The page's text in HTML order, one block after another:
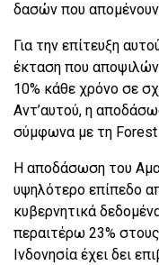
δασών που
Για την επίτευξη
έκταση που
10% κάθε χρόνο σε
Αντ’αυτού, η
σύμφωνα με τη
H αποδάσωση του
υψηλότερο επίπεδο
κυβερνητικά
περαιτέρω 23%
Ινδονησία έχει δει